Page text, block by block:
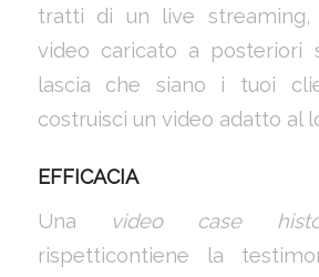
tratti di un live
video caricato a posteriori
lascia che siano i tuoi
costruisci un video adatto al
EFFICACIA
Una
video case
rispetticontiene la